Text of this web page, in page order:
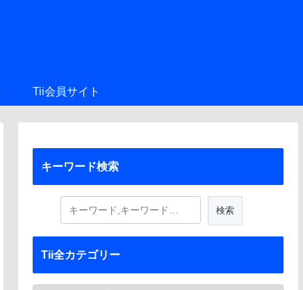
Tii会員サイト
キーワード検索
Tii全カテゴリー